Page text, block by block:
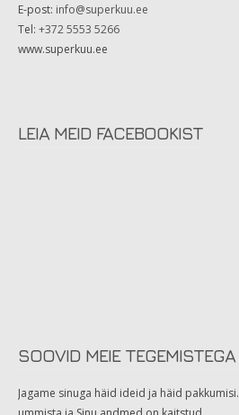
E-post: info@superkuu.ee
Tel: +372 5553 5266
www.superkuu.ee
LEIA MEID FACEBOOKIST
SOOVID MEIE
Jagame sinuga häid ideid ja häid